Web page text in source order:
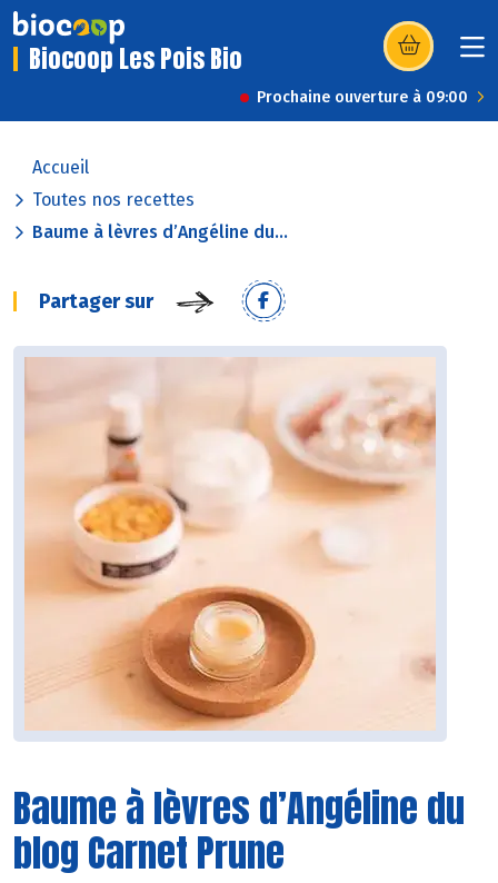
Biocoop Les Pois Bio (s’ouvre dans
Prochaine ouverture à 09:00
Accueil
Toutes nos recettes
Baume à lèvres d’Angéline du...
Partager sur
Baume à lèvres d’Angéline du
blog Carnet Prune